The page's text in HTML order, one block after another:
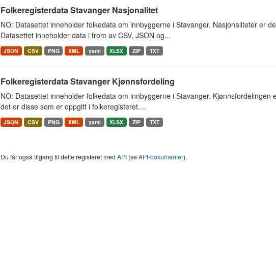
Folkeregisterdata Stavanger Nasjonalitet
NO: Datasettet inneholder folkedata om innbyggerne i Stavanger. Nasjonaliteter er
Datasettet inneholder data i from av CSV, JSON og...
JSON CSV PNG XML yaml XLSX ZIP TXT
Folkeregisterdata Stavanger Kjønnsfordeling
NO: Datasettet inneholder folkedata om innbyggerne i Stavanger.
det er disse som er oppgitt i folkeregisteret....
JSON CSV PNG XML yaml XLSX ZIP TXT
Du får også tilgang til dette registeret med API(seAPI-dokumenter).